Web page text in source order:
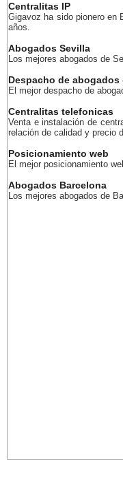
Centralitas IP
Gigavoz ha sido pionero en
años.
Abogados Sevilla
Los mejores abogados de
Despacho de abogados
El mejor despacho de
Centralitas telefonicas
Venta e instalación de
relación de calidad y precio
Posicionamiento web
El mejor posicionamiento
Abogados Barcelona
Los mejores abogados de